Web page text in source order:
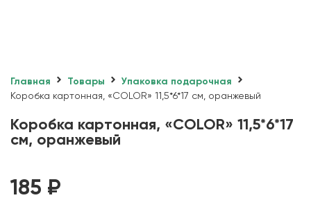
Главная Товары
Упаковка подарочная
Коробка картонная, «COLOR» 11,5*6*17 см, оранжевый
Коробка картонная, «COLOR» 11,5*6*17
см, оранжевый
185 ₽